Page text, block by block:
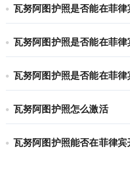
瓦努阿图护照是否能在菲
瓦努阿图护照是否能在菲律
瓦努阿图护照是否能在菲
瓦努阿图护照怎么激活
瓦努阿图护照能否在菲律宾